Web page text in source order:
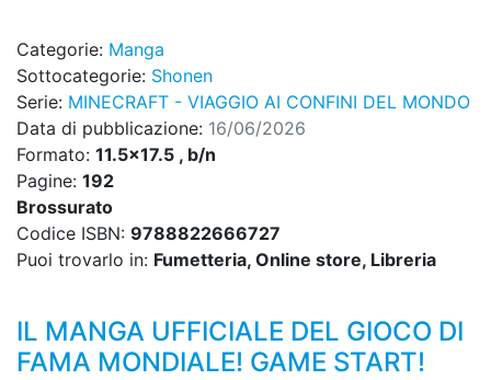
Categorie: Manga
Sottocategorie: Shonen
Serie: MINECRAFT - VIAGGIO AI CONFINI DEL MONDO
Data di pubblicazione: 16/06/2026
Formato: 11.5x17.5 , b/n
Pagine: 192
Brossurato
Codice ISBN: 9788822666727
Puoi trovarlo in: Fumetteria, Online store, Libreria
IL MANGA UFFICIALE DEL GIOCO DI
FAMA MONDIALE! GAME START!